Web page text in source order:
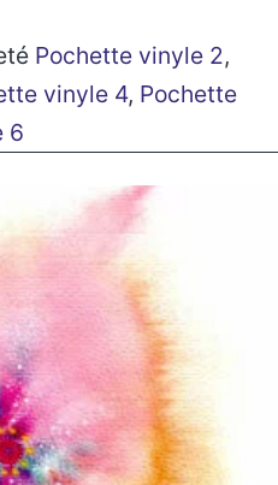
Pochette vinyle 2,
vinyle 4, Pochette
6